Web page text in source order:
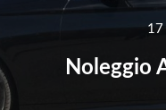
Noleggio
17